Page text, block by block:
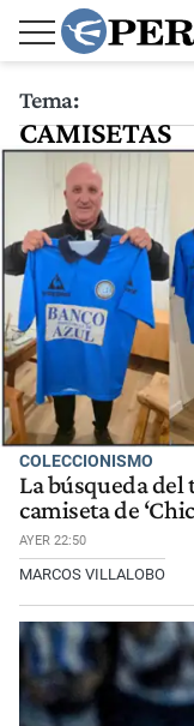
Tema:
CAMISETAS
COLECCIONISMO
La búsqueda del
camiseta de
AYER 22:50
MARCOS VILLALOBO